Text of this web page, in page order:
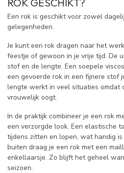
Een rok is geschikt voor zowel
gelegenheden.
Je kunt een rok dragen naar het
feestje of gewoon in je vrije tijd. De
stof en de lengte. Een soepele
een gevoerde rok in een fijnere stof
lengte werkt in veel situaties omdat
vrouwelijk oogt.
In de praktijk combineer je een rok
een verzorgde look. Een elastische
tijdens zitten en lopen, wat handig
buiten draag je een rok met een
enkellaarsje. Zo blijft het geheel
seizoen.